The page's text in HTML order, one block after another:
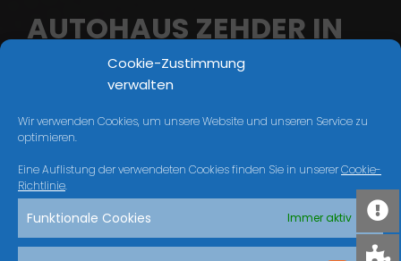
Cookie-Zustimmung
verwalten
Wir verwenden Cookies, um unsere Website und unseren Service zu
optimieren.
Eine Auflistung der verwendeten Cookies finden Sie in unsererCookie-
Richtlinie.
Funktionale Cookies Immer aktiv
AUTOHAUS ZEHDER IN
CHAM
09971 8901-0 I
INFO@AUTOHAUS-
ZEHDER.DE
25. März 2026